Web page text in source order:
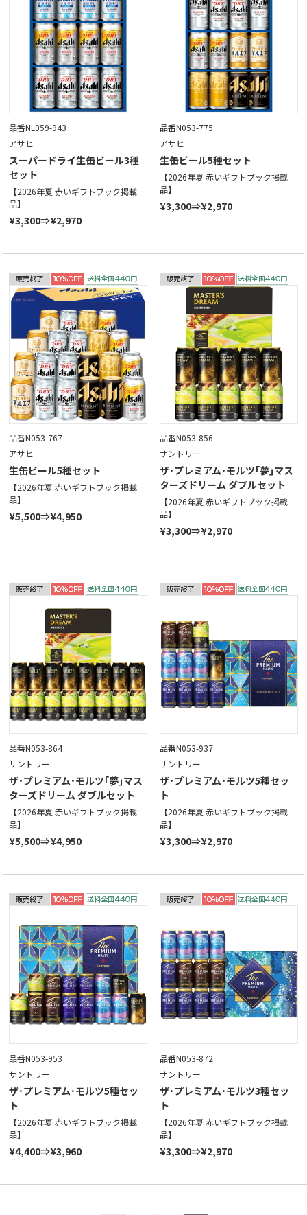
品番NL059-943
アサヒ
スーパードライ生缶ビール3種
セット
【2026年夏 赤いギフトブック掲載
品】
¥3,300⇒¥2,970
品番N053-775
アサヒ
生缶ビール5種セット
【2026年夏 赤いギフトブック掲載
品】
¥3,300⇒¥2,970
品番N053-767
アサヒ
生缶ビール5種セット
【2026年夏 赤いギフトブック掲載
品】
¥5,500⇒¥4,950
品番N053-856
サントリー
ザ･プレミアム･モルツ｢夢｣マス
ターズドリーム ダブルセット
【2026年夏 赤いギフトブック掲載
品】
¥3,300⇒¥2,970
品番N053-864
サントリー
ザ･プレミアム･モルツ｢夢｣マス
ターズドリーム ダブルセット
【2026年夏 赤いギフトブック掲載
品】
¥5,500⇒¥4,950
品番N053-937
サントリー
ザ･プレミアム･モルツ5種セッ
ト
【2026年夏 赤いギフトブック掲載
品】
¥3,300⇒¥2,970
品番N053-953
サントリー
ザ･プレミアム･モルツ5種セッ
ト
【2026年夏 赤いギフトブック掲載
品】
¥4,400⇒¥3,960
品番N053-872
サントリー
ザ･プレミアム･モルツ3種セッ
ト
【2026年夏 赤いギフトブック掲載
品】
¥3,300⇒¥2,970